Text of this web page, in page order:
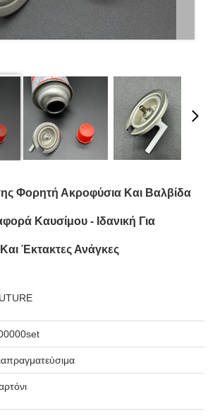
Φορητή Ακροφύσια Και Βαλβίδα
Καυσίμου - Ιδανική Για
Έκτακτες Ανάγκες